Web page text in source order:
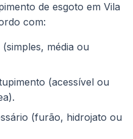
de esgoto em Vila
com:
média ou
(acessível ou
(furão, hidrojato ou